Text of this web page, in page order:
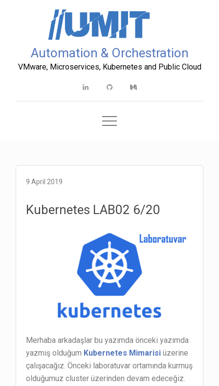
Automation & Orchestration
VMware, Microservices, Kubernetes and Public Cloud
LinkedinGithub Medium
9 April 2019
Kubernetes LAB02 6/20
Merhaba arkadaşlar bu yazımda önceki yazımda
yazmış olduğum Kubernetes Mimarisi üzerine
çalışacağız. Önceki laboratuvar ortamında kurmuş
olduğumuz cluster üzerinden devam edeceğiz.